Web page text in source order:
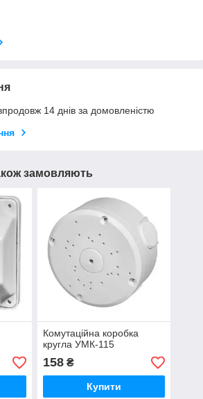
14 днів за домовленістю
замовляють
Комутаційна коробка
кругла УМК-115
158₴
Купити